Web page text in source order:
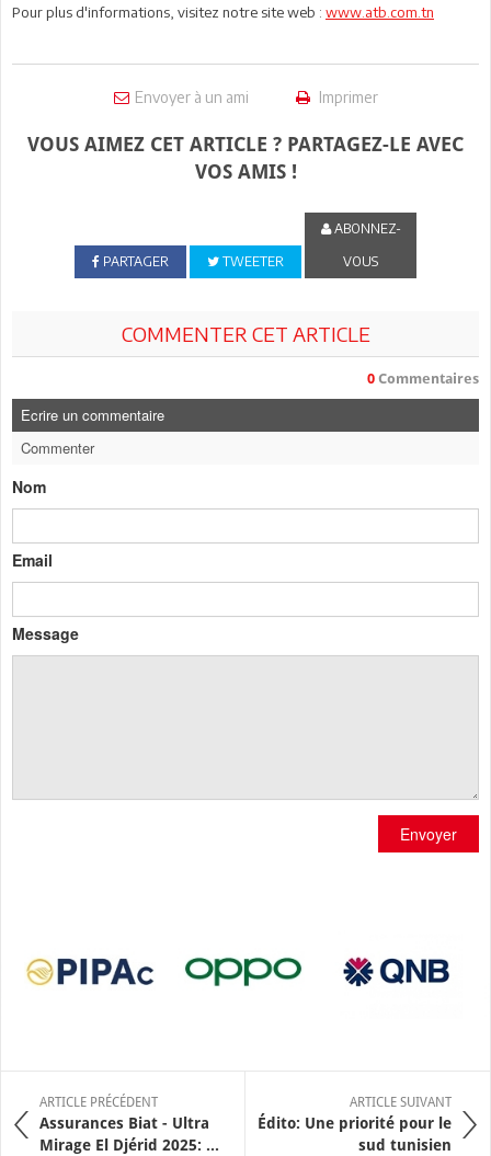
Pour plus d'informations, visitez notre site web : www.atb.com.tn
Envoyer à un ami Imprimer
VOUS AIMEZ CET ARTICLE ? PARTAGEZ-LE AVEC
VOS AMIS !
PARTAGER TWEETER
ABONNEZ-
VOUS
COMMENTER CET ARTICLE
0 Commentaires
Ecrire un commentaire
Commenter
Nom
Email
Message
Envoyer
ARTICLE PRÉCÉDENT
Assurances Biat - Ultra
Mirage El Djérid 2025: ...
ARTICLE SUIVANT
Édito: Une priorité pour le
sud tunisien